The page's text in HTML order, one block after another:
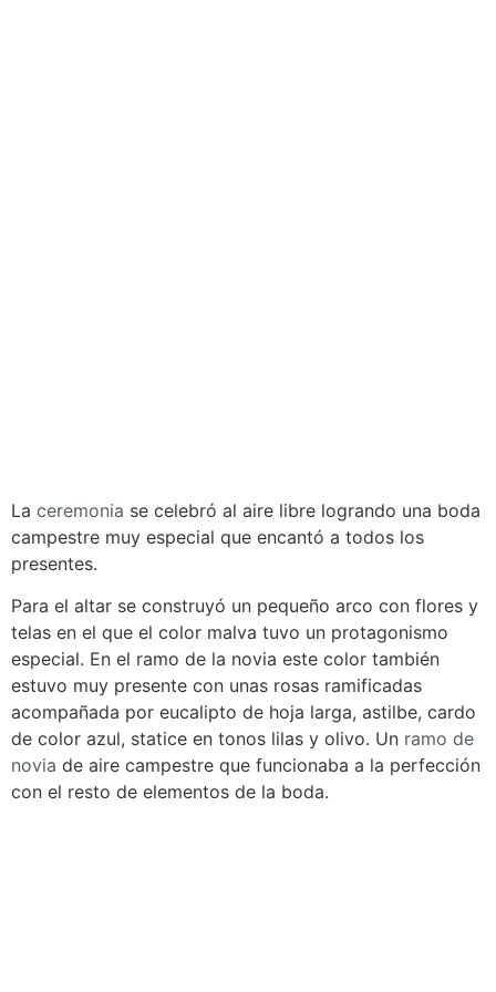
La ceremonia se celebró al aire libre logrando una boda
campestre muy especial que encantó a todos los
presentes.
Para el altar se construyó un pequeño arco con flores y
telas en el que el color malva tuvo un protagonismo
especial. En el ramo de la novia este color también
estuvo muy presente con unas rosas ramificadas
acompañada por eucalipto de hoja larga, astilbe, cardo
de color azul, statice en tonos lilas y olivo. Un ramo de
novia de aire campestre que funcionaba a la perfección
con el resto de elementos de la boda.